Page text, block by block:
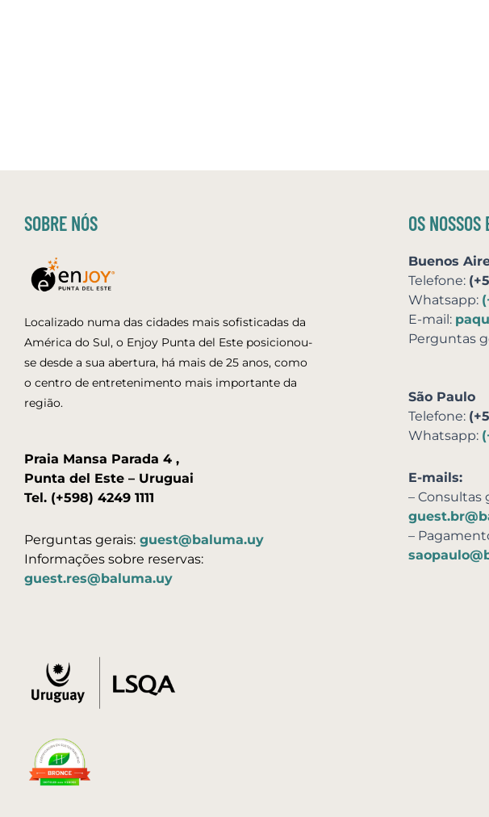
SOBRE NÓS
Localizado numa das cidades mais sofisticadas da
América do Sul, o Enjoy Punta del Este posicionou-
se desde a sua abertura, há mais de 25 anos, como
o centro de entretenimento mais importante da
região.
Praia Mansa Parada 4 ,
Punta del Este – Uruguai
Tel. (+598) 4249 1111
Perguntas gerais: guest@baluma.uy
Informações sobre reservas:
guest.res@baluma.uy
OS NOSSOS
Buenos
Telefone:
Whatsapp:
E-mail:
Perguntas
São Paulo
Telefone:
Whatsapp:
E-mails:
– Consultas
–